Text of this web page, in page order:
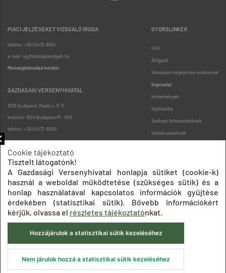
PIACI JELZÉSEKET VIZSGÁLÓ IRODA
telefon: +36 (1) 472-8851
e-mail: ugyfelszolgalat@gvh.hu
Minőségbiztosítási kérdőív
GAZDASÁGI VERSENYHIVATAL
1026 Budapest, Riadó u. 5-11.
levélcím: 1534 Budapest Pf.: 958
telefon: +36 (1) 472-8900
GYORSLINKEK
GVH
Árfigyelő
Visszaélés-bejelentési rendszerek
Kapcsolat
Hirdetmények
Sajtószoba
Szakmai felhasználóknak
Vállalkozásoknak
Oldaltérkép
Impresszum Adatkezelési tájékoztatók
Akadálymentesítési nyilatkozat
Közadatkereső
Süti beállítások ÁSZF
© 2020 Gazdasági Versenyhivatal
Cookie tájékoztató
Tisztelt látogatónk!
A Gazdasági Versenyhivatal honlapja sütiket (cookie-k)
használ a weboldal működtetése (szükséges sütik) és a
honlap használatával kapcsolatos információk gyűjtése
érdekében (statisztikai sütik). Bővebb információkért
kérjük, olvassa el részletes tájékoztatónkat.
Hozzájárulok a statisztikai sütik kezeléséhez
Nem járulok hozzá a statisztikai sütik kezeléséhez